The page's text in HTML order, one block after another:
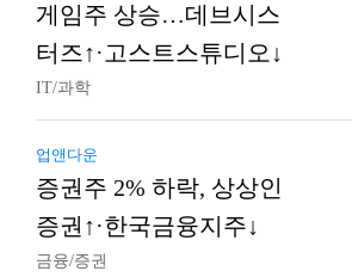
게임주 상승…데브시스
터즈↑·고스트스튜디오↓
IT/과학
업앤다운
증권주 2% 하락, 상상인
증권↑·한국금융지주↓
금융/증권